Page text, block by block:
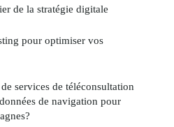
de la stratégie digitale
pour optimiser vos
services de téléconsultation
de navigation pour